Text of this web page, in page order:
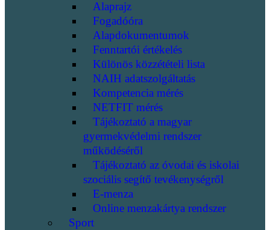
Alaprajz
Fogadóóra
Alapdokumentumok
Fenntartói értékelés
Különös közzétételi lista
NAIH adatszolgáltatás
Kompetencia mérés
NETFIT mérés
Tájékoztató a magyar
gyermekvédelmi rendszer
működéséről
Tájékoztató az óvodai és iskolai
szociális segítő tevékenységről
E-menza
Online menzakártya rendszer
Sport